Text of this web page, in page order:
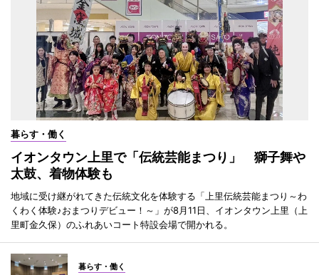
暮らす・働く
イオンタウン上里で「伝統芸能まつり」 獅子舞や
太鼓、着物体験も
地域に受け継がれてきた伝統文化を体験する「上里伝統芸能まつり～わ
くわく体験♪おまつりデビュー！～」が8月11日、イオンタウン上里（上
里町金久保）のふれあいコート特設会場で開かれる。
暮らす・働く